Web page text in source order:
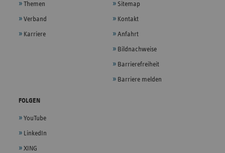
Themen
Verband
Karriere
Sitemap
Kontakt
Anfahrt
Bildnachweise
Barrierefreiheit
Barriere melden
FOLGEN
YouTube
LinkedIn
XING